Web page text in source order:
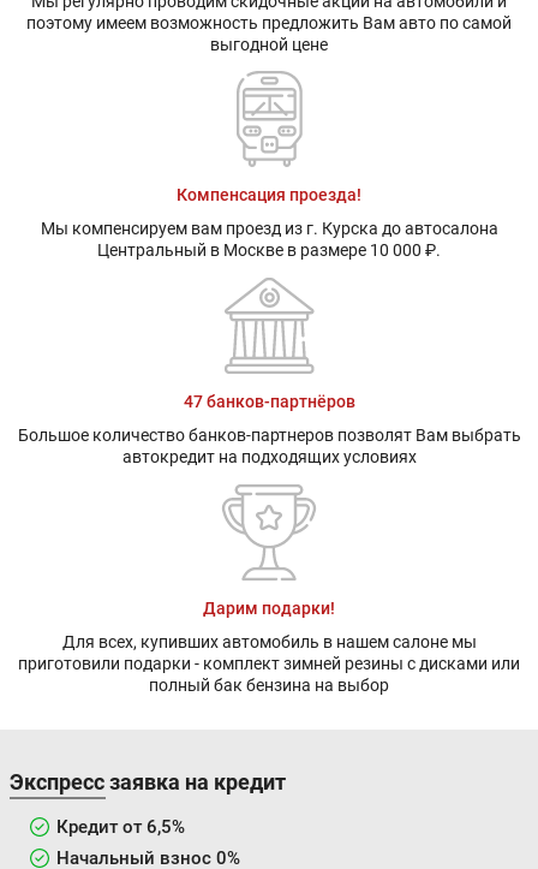
поэтому имеем возможность предложить Вам авто по самой
выгодной цене
Компенсация проезда!
Мы компенсируем вам проезд из г. Курска до автосалона
Центральный в Москве в размере 10 000 ₽.
47 банков-партнёров
Большое количество банков-партнеров позволят Вам выбрать
автокредит на подходящих условиях
Дарим подарки!
Для всех, купивших автомобиль в нашем салоне мы
приготовили подарки - комплект зимней резины с дисками или
полный бак бензина на выбор
Экспресс заявка на кредит
Кредит от 6,5%
Начальный взнос 0%